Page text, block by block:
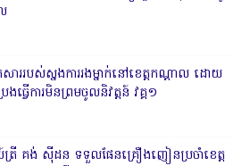
ាររបស់ស្នងការរងម្នាក់នៅខេត្តកណ្ដាល ដោយ
ងធ្វើការមិនព្រមចូលនិវត្តន៍ វគ្គ១
ត្រី គង់ ស៊ីដន ទទួលផែនគ្រឿងញៀនប្រចាំខេត្ត